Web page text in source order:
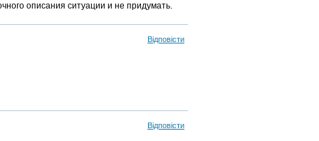
описания ситуации и не придумать.
Відповісти
Відповісти